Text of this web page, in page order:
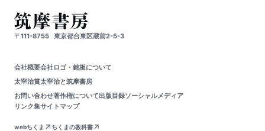
〒111-8755 東京都台東区蔵前2-5-3
会社概要会社ロゴ・銘板について
太宰治賞太宰治と筑摩書房
お問い合わせ著作権について出版目録ソーシャルメディア
リンク集サイトマップ
webちくま
ちくまの教科書